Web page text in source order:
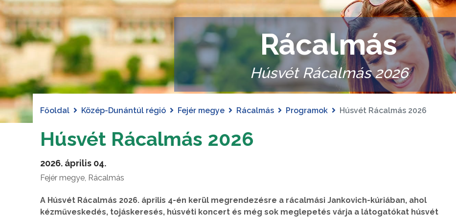
Rácalmás
Húsvét Rácalmás 2026
Főoldal Közép-Dunántúl régió Fejér megye Rácalmás Programok Húsvét Rácalmás 2026
Húsvét Rácalmás 2026
2026. április 04.
Fejér megye, Rácalmás
A Húsvét Rácalmás 2026. április 4-én kerül megrendezésre a rácalmási Jankovich-kúriában, ahol
kézműveskedés, tojáskeresés, húsvéti koncert és még sok meglepetés várja a látogatókat húsvét